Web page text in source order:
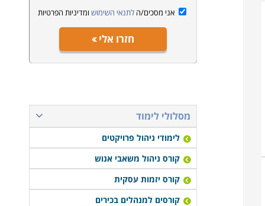
אני מסכים/הלתנאי השימוש ומדיניות הפרטיות
חזרו אלי
מסלולי לימוד
לימודי ניהול פרויקטים
קורס ניהול משאבי אנוש
קורס יזמות עסקית
קורסים למנהלים בכירים